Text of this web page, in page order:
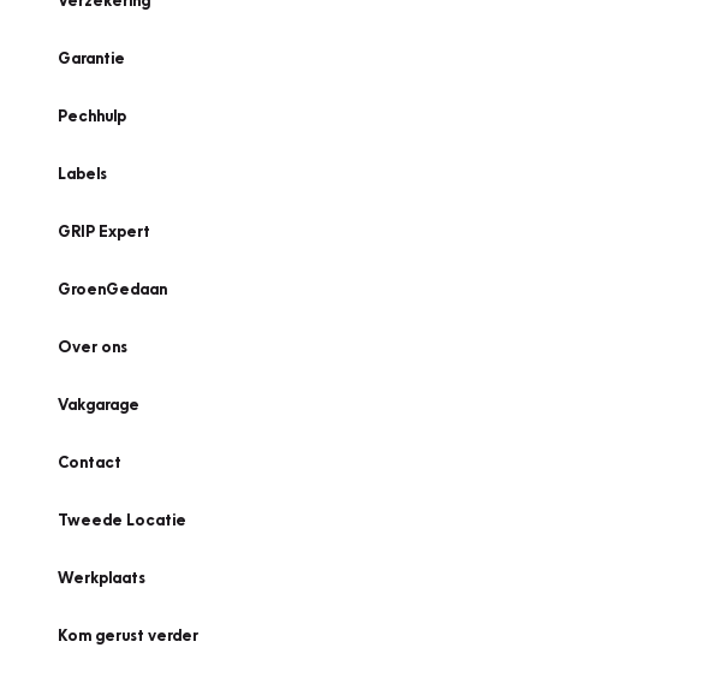
Garantie
Pechhulp
Labels
GRIP Expert
GroenGedaan
Over ons
Vakgarage
Contact
Tweede Locatie
Werkplaats
Kom gerust verder